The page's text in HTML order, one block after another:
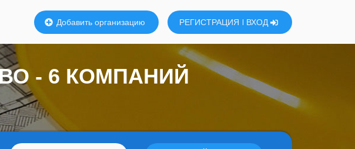
Добавить организацию РЕГИСТРАЦИЯ ВХОД
- 6 КОМПАНИЙ